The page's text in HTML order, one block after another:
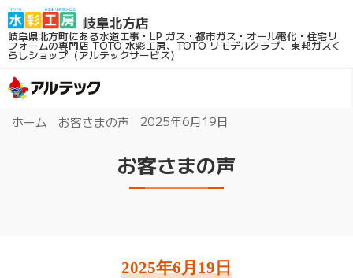
岐阜県北方町にある水道工事・LP ガス・都市ガス・オール電化・住宅リ
フォームの専門店TOTO 水彩工房、TOTO リモデルクラブ、東邦ガスく
らしショップ（アルテックサービス）
ホーム お客さまの声 2025年6月19日
お客さまの声
2025年6月19日